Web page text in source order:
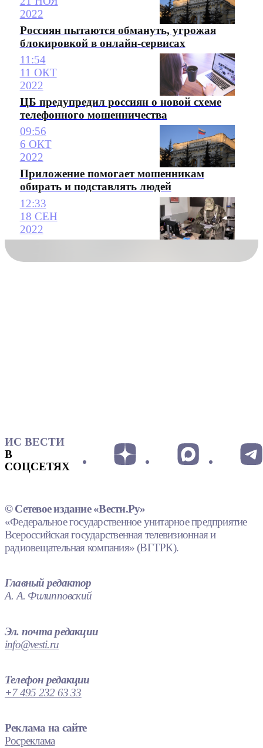
2022
Россиян пытаются обмануть, угрожая
блокировкой в онлайн-сервисах
11:54
11 ОКТ
2022
ЦБ предупредил россиян о новой схеме
телефонного мошенничества
09:56
6 ОКТ
2022
Приложение помогает мошенникам
обирать и подставлять людей
12:33
18 СЕН
2022
ИС ВЕСТИ
В
СОЦСЕТЯХ
© Сетевое издание «Вести.Ру»
«Федеральное государственное унитарное предприятие
Всероссийская государственная телевизионная и
радиовещательная компания» (ВГТРК).
Главный редактор
А. А. Филипповский
Эл. почта редакции
info@vesti.ru
Телефон редакции
+7 495 232 63 33
Реклама на сайте
Росреклама